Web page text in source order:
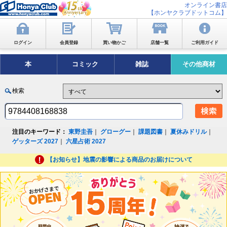
オンライン書店
【ホンヤクラブドットコム】
ログイン 会員登録 買い物かご 店舗一覧 ご利用ガイド
本 コミック 雑誌 その他商材
検索
注目のキーワード： 東野圭吾 グローグー ｜課題図書 ｜夏休みドリル｜
ゲッターズ 2027 ｜六星占術 2027
【お知らせ】地震の影響による商品のお届けについて